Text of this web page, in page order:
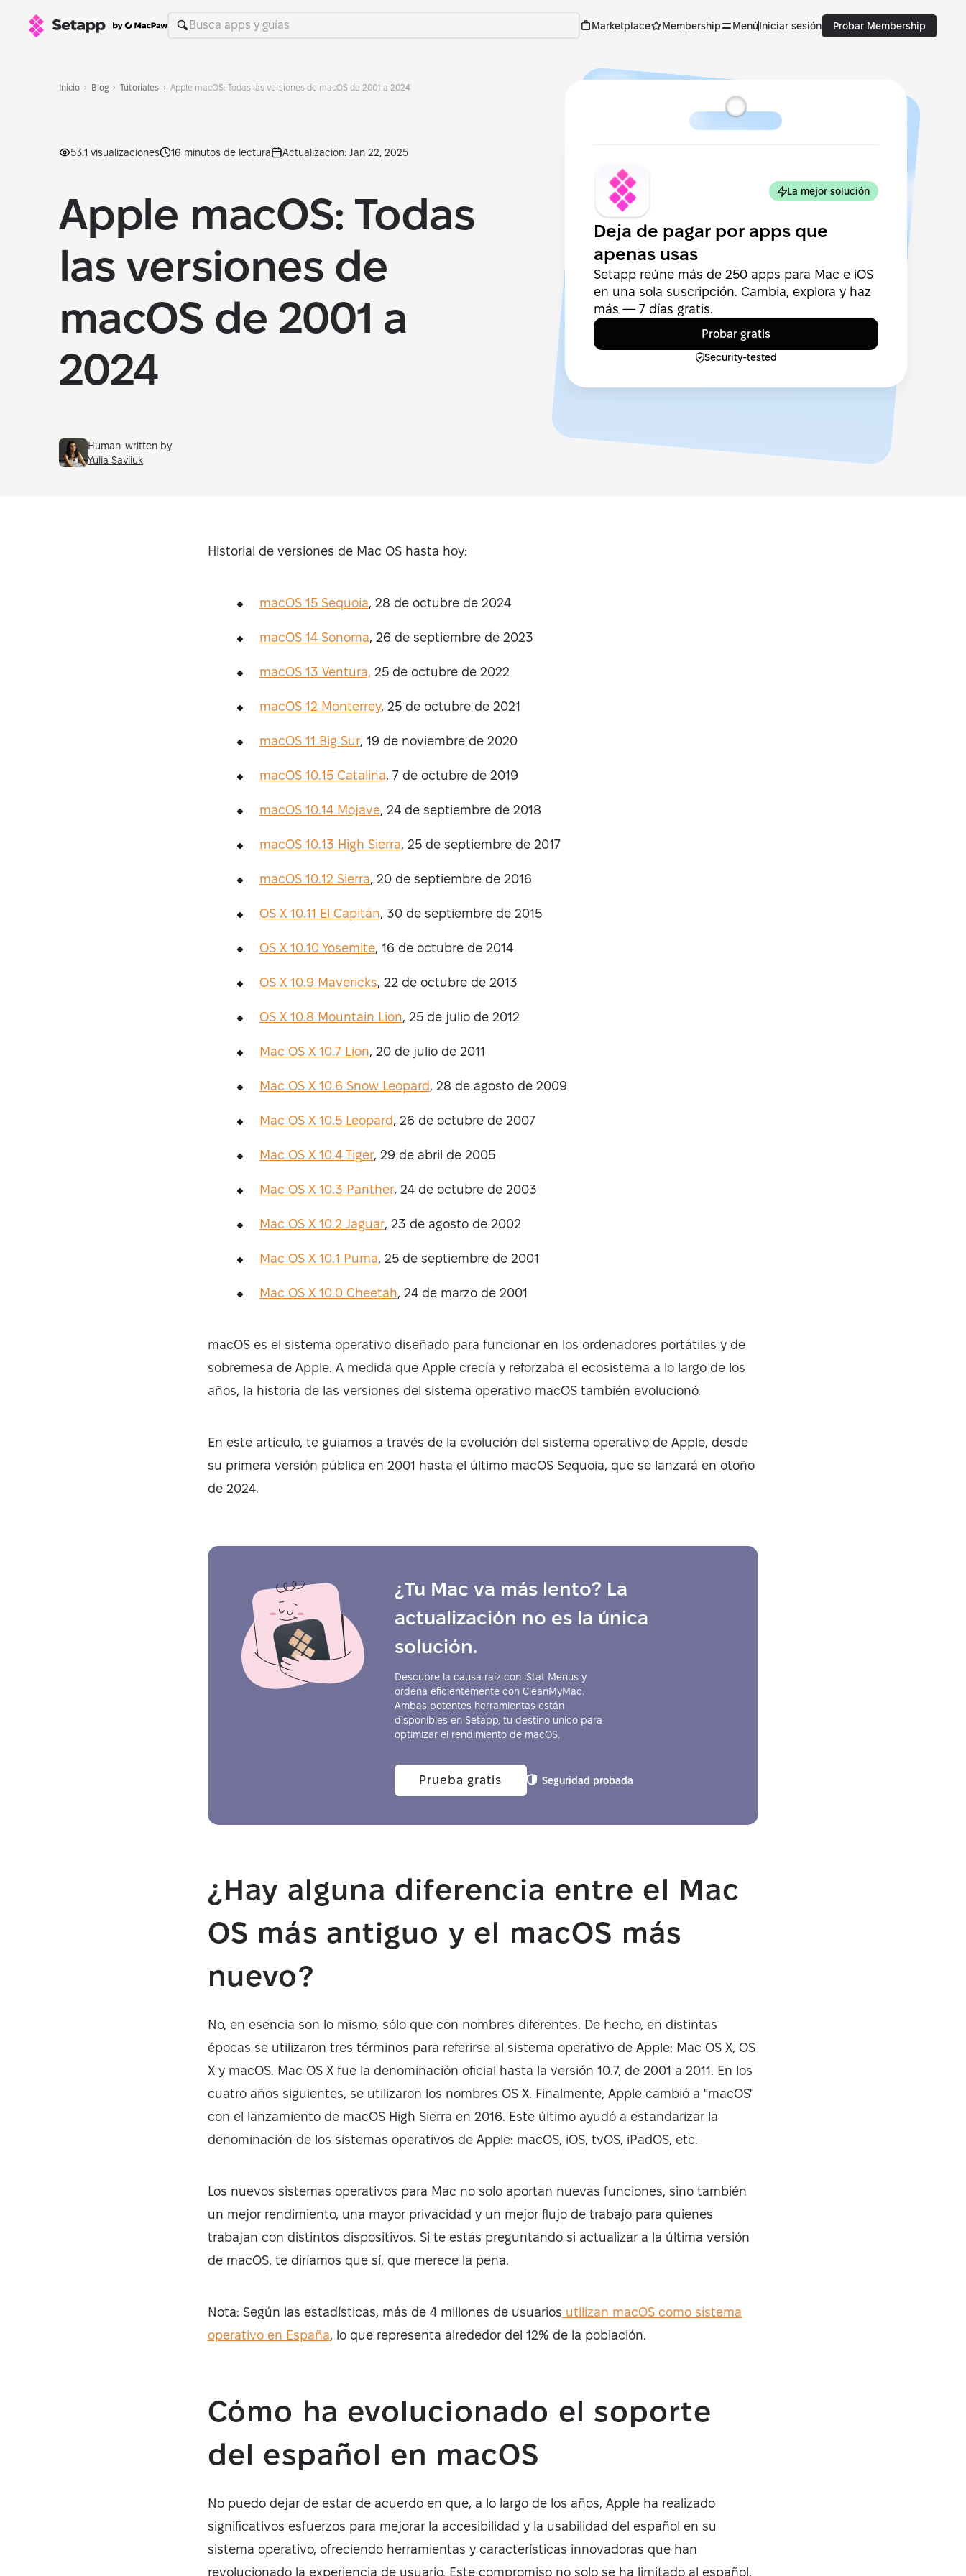
Marketplace Membership MenúIniciar sesión Probar Membership
Inicio Blog Tutoriales Apple macOS: Todas las versiones de macOS de 2001 a 2024
53.1 visualizaciones 16 minutos de lectura Actualización: Jan 22, 2025
Apple macOS: Todas
las versiones de
macOS de 2001 a
2024
Human-written by
Yulia Savliuk
La mejor solución
Deja de pagar por apps que
apenas usas
Setapp reúne más de 250 apps para Mac e iOS
en una sola suscripción. Cambia, explora y haz
más — 7 días gratis.
Probar gratis
Security-tested
Historial de versiones de Mac OS hasta hoy:
macOS 15 Sequoia, 28 de octubre de 2024
macOS 14 Sonoma, 26 de septiembre de 2023
macOS 13 Ventura, 25 de octubre de 2022
macOS 12 Monterrey, 25 de octubre de 2021
macOS 11 Big Sur, 19 de noviembre de 2020
macOS 10.15 Catalina, 7 de octubre de 2019
macOS 10.14 Mojave, 24 de septiembre de 2018
macOS 10.13 High Sierra, 25 de septiembre de 2017
macOS 10.12 Sierra, 20 de septiembre de 2016
OS X 10.11 El Capitán, 30 de septiembre de 2015
OS X 10.10 Yosemite, 16 de octubre de 2014
OS X 10.9 Mavericks, 22 de octubre de 2013
OS X 10.8 Mountain Lion, 25 de julio de 2012
Mac OS X 10.7 Lion, 20 de julio de 2011
Mac OS X 10.6 Snow Leopard, 28 de agosto de 2009
Mac OS X 10.5 Leopard, 26 de octubre de 2007
Mac OS X 10.4 Tiger, 29 de abril de 2005
Mac OS X 10.3 Panther, 24 de octubre de 2003
Mac OS X 10.2 Jaguar, 23 de agosto de 2002
Mac OS X 10.1 Puma, 25 de septiembre de 2001
Mac OS X 10.0 Cheetah, 24 de marzo de 2001
macOS es el sistema operativo diseñado para funcionar en los ordenadores portátiles y de
sobremesa de Apple. A medida que Apple crecía y reforzaba el ecosistema a lo largo de los
años, la historia de las versiones del sistema operativo macOS también evolucionó.
En este artículo, te guiamos a través de la evolución del sistema operativo de Apple, desde
su primera versión pública en 2001 hasta el último macOS Sequoia, que se lanzará en otoño
de 2024.
¿Tu Mac va más lento? La
actualización no es la única
solución.
Descubre la causa raíz con iStat Menus y
ordena eficientemente con CleanMyMac.
Ambas potentes herramientas están
disponibles en Setapp, tu destino único para
optimizar el rendimiento de macOS.
Prueba gratis Seguridad probada
¿Hay alguna diferencia entre el Mac
OS más antiguo y el macOS más
nuevo?
No, en esencia son lo mismo, sólo que con nombres diferentes. De hecho, en distintas
épocas se utilizaron tres términos para referirse al sistema operativo de Apple: Mac OS X, OS
X y macOS. Mac OS X fue la denominación oficial hasta la versión 10.7, de 2001 a 2011. En los
cuatro años siguientes, se utilizaron los nombres OS X. Finalmente, Apple cambió a "macOS"
con el lanzamiento de macOS High Sierra en 2016. Este último ayudó a estandarizar la
denominación de los sistemas operativos de Apple: macOS, iOS, tvOS, iPadOS, etc.
Los nuevos sistemas operativos para Mac no solo aportan nuevas funciones, sino también
un mejor rendimiento, una mayor privacidad y un mejor flujo de trabajo para quienes
trabajan con distintos dispositivos. Si te estás preguntando si actualizar a la última versión
de macOS, te diríamos que sí, que merece la pena.
Nota: Según las estadísticas, más de 4 millones de usuarios utilizan macOS como sistema
operativo en España, lo que representa alrededor del 12% de la población.
Cómo ha evolucionado el soporte
del español en macOS
No puedo dejar de estar de acuerdo en que, a lo largo de los años, Apple ha realizado
significativos esfuerzos para mejorar la accesibilidad y la usabilidad del español en su
sistema operativo, ofreciendo herramientas y características innovadoras que han
revolucionado la experiencia de usuario. Este compromiso no solo se ha limitado al español,